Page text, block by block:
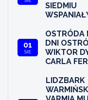
SIEDMIU
01
SIE
OSTRÓDA
DNI
WIKTOR
CARLA
LIDZBARK